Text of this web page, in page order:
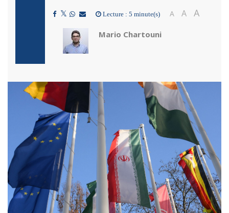
Lecture : 5 minute(s) A A A
Mario Chartouni